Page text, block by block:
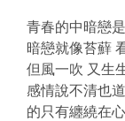
青春的中暗戀
暗戀就像苔蘚
但風一吹 又生
感情說不清也
的只有纏繞在